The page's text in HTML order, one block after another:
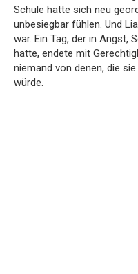
Schule hatte sich neu
unbesiegbar fühlen. Und
war. Ein Tag, der in Angst,
hatte, endete mit
niemand von denen, die
würde.